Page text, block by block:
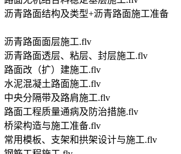
沥青路面结构及类型+沥青路面施工准备
沥青路面面层施工.flv
沥青路面透层、粘层、封层施工.flv
路面改（扩）建施工.flv
水泥混凝土路面施工.flv
中央分隔带及路肩施工.flv
路面工程质量通病及防治措施.flv
桥梁构造与施工准备.flv
常用模板、支架和拱架设计与施工.flv